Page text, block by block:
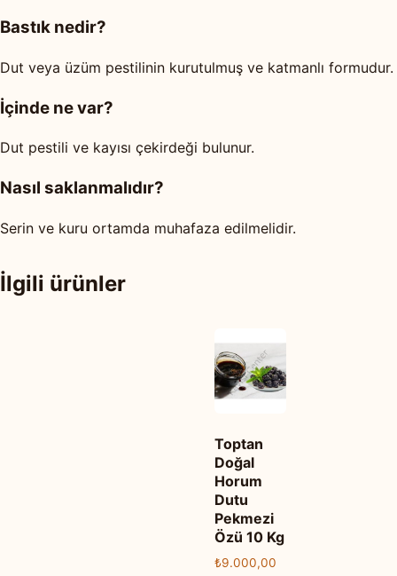
Bastık nedir?
Dut veya üzüm pestilinin kurutulmuş ve katmanlı formudur.
İçinde ne var?
Dut pestili ve kayısı çekirdeği bulunur.
Nasıl saklanmalıdır?
Serin ve kuru ortamda muhafaza edilmelidir.
İlgili ürünler
Toptan
Doğal
Horum
Dutu
Pekmezi
Özü 10 Kg
₺9.000,00